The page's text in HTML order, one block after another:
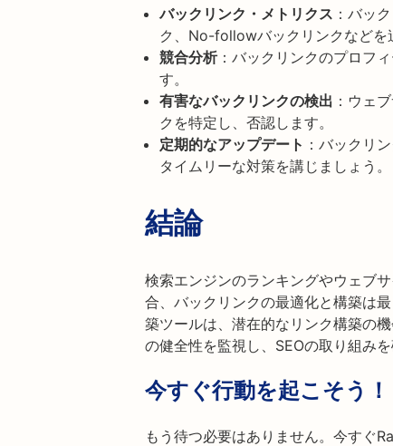
バックリンク・メトリクス ：バッ
ク、No-followバックリンクなどを
競合分析：バックリンクのプロフ
す。
有害なバックリンクの検出 ：ウェ
クを特定し、否認します。
定期的なアップデート ：バックリ
タイムリーな対策を講じましょう。
結論
検索エンジンのランキングやウェブ
合、バックリンクの最適化と構築は
築ツールは、潜在的なリンク構築の
の健全性を監視し、SEOの取り組み
今すぐ行動を起こそう！
もう待つ必要はありません。今すぐ